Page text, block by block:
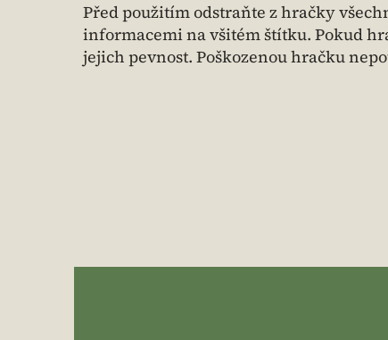
Před použitím odstraňte z hračky
informacemi na všitém štítku. Pokud
jejich pevnost. Poškozenou hračku